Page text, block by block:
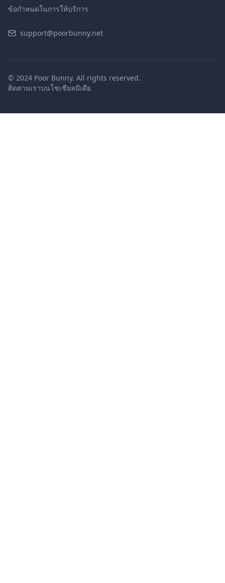
ข้อกําหนดในการให้บริการ
support@poorbunny.net
© 2024 Poor Bunny. All rights reserved.
ติดตามเราบนโซเชียลมีเดีย